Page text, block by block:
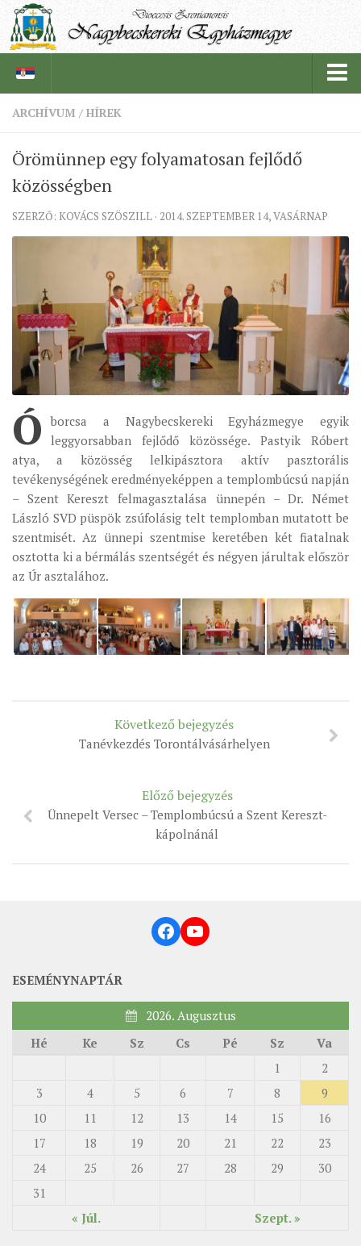
PÜSPÖK
TÖRTÉNELEM
EGYHÁZI INTÉZMÉNYEINK
EGYHÁZMEGYEI LEVÉLTÁR
LELKIPÁSZTOROK
SZERZETESRENDEK
IN MEMORIAM
PLÉBÁNIÁK
ÉSZAKI ESPERESSÉG
KÖZPONTI ESPERESSÉG
DÉLI ESPERESSÉG
ARCHÍVUM
ARCHÍV ÉLETKÉPEK
SZINÓDUS
ORGANIGRAMMA
PÜSPÖKI DEKRÉTUM
ZSINATI IMA
ZSINAT MOTTÓJA, LOGÓJA
MUNKADOKUMENTUMOK
PASZTORÁLSZOCIOLÓGIAI FELMÉRÉS
KISKORÚAK VÉDELME
ARCHÍVUM / HÍREK
Örömünnep egy folyamatosan fejlődő
közösségben
SZERZŐ: KOVÁCS SZÖSZILL · 2014. SZEPTEMBER 14, VASÁRNAP
Ó borcsa a Nagybecskereki Egyházmegye egyik
leggyorsabban fejlődő közössége. Pastyik Róbert
atya, a közösség lelkipásztora aktív pasztorális
tevékenységének eredményeképpen a templombúcsú napján
– Szent Kereszt felmagasztalása ünnepén – Dr. Német
László SVD püspök zsúfolásig telt templomban mutatott be
szentmisét. Az ünnepi szentmise keretében két fiatalnak
osztotta ki a bérmálás szentségét és négyen járultak először
az Úr asztalához.
Következő bejegyzés
Tanévkezdés Torontálvásárhelyen
Előző bejegyzés
Ünnepelt Versec – Templombúcsú a Szent Kereszt-
kápolnánál
Facebook
YouTube
ESEMÉNYNAPTÁR
2026. Augusztus
Hé
Ke Sz Cs Pé Sz Va
« Júl. Szept. »
1
2
3
4 5 6 7 8
9
10
11 12 13 14 15
16
17
18 19 20 21 22
23
24
25 26 27 28 29
30
31